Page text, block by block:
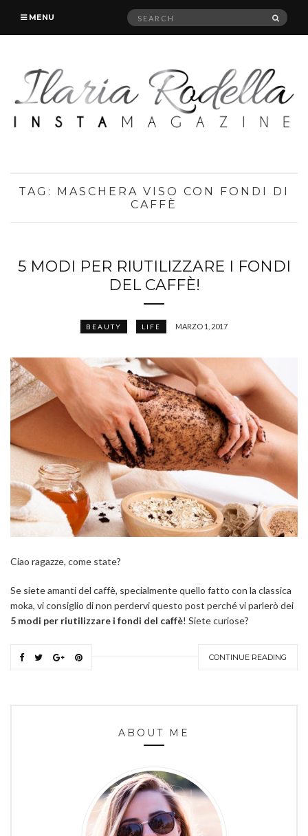
MENU
Search
TAG: MASCHERA VISO CON FONDI DI
CAFFÈ
5 MODI PER RIUTILIZZARE I FONDI
DEL CAFFÈ!
BEAUTY LIFE MARZO 1, 2017
Ciao ragazze, come state?
Se siete amanti del caffè, specialmente quello fatto con la classica
moka, vi consiglio di non perdervi questo post perché vi parlerò dei
5 modi per riutilizzare i fondi del caffè! Siete curiose?
CONTINUE READING
ABOUT ME